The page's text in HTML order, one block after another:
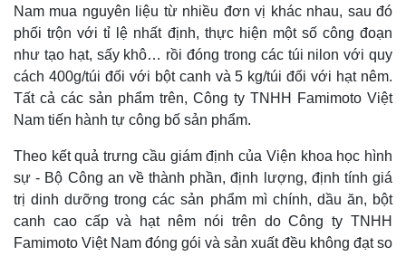
Nam mua nguyên liệu từ nhiều đơn vị khác nhau, sau đó
phối trộn với tỉ lệ nhất định, thực hiện một số công đoạn
như tạo hạt, sấy khô… rồi đóng trong các túi nilon với quy
cách 400g/túi đối với bột canh và 5 kg/túi đối với hạt nêm.
Tất cả các sản phẩm trên, Công ty TNHH Famimoto Việt
Nam tiến hành tự công bố sản phẩm.
Theo kết quả trưng cầu giám định của Viện khoa học hình
sự - Bộ Công an về thành phần, định lượng, định tính giá
trị dinh dưỡng trong các sản phẩm mì chính, dầu ăn, bột
canh cao cấp và hạt nêm nói trên do Công ty TNHH
Famimoto Việt Nam đóng gói và sản xuất đều không đạt so